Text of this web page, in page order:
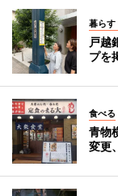
暮らす
戸越
プを
食べる
青物
変更